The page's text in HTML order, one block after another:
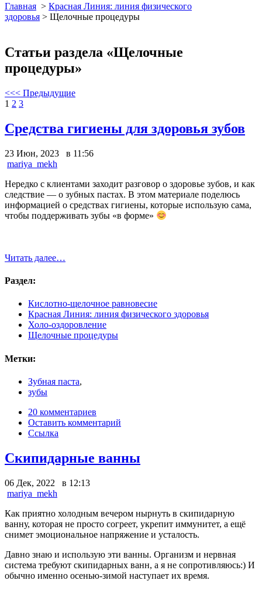
Главная > Красная Линия: линия физического
здоровья > Щелочные процедуры
Статьи раздела «Щелочные
процедуры»
<<< Предыдущие
1 2 3
Средства гигиены для здоровья зубов
23 Июн, 2023 в 11:56
mariya_mekh
Нередко с клиентами заходит разговор о здоровье зубов, и как
следствие — о зубных пастах. В этом материале поделюсь
информацией о средствах гигиены, которые использую сама,
чтобы поддерживать зубы «в форме»
Читать далее…
Раздел:
Кислотно-щелочное равновесие
Красная Линия: линия физического здоровья
Холо-оздоровление
Щелочные процедуры
Метки:
Зубная паста,
зубы
20 комментариев
Оставить комментарий
Ссылка
Скипидарные ванны
06 Дек, 2022 в 12:13
mariya_mekh
Как приятно холодным вечером нырнуть в скипидарную
ванну, которая не просто согреет, укрепит иммунитет, а ещё
снимет эмоциональное напряжение и усталость.
Давно знаю и использую эти ванны. Организм и нервная
система требуют скипидарных ванн, а я не сопротивляюсь:) И
обычно именно осенью-зимой наступает их время.